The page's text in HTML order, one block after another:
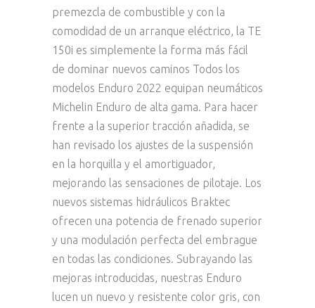
premezcla de combustible y con la
comodidad de un arranque eléctrico, la TE
150i es simplemente la forma más fácil
de dominar nuevos caminos Todos los
modelos Enduro 2022 equipan neumáticos
Michelin Enduro de alta gama. Para hacer
frente a la superior tracción añadida, se
han revisado los ajustes de la suspensión
en la horquilla y el amortiguador,
mejorando las sensaciones de pilotaje. Los
nuevos sistemas hidráulicos Braktec
ofrecen una potencia de frenado superior
y una modulación perfecta del embrague
en todas las condiciones. Subrayando las
mejoras introducidas, nuestras Enduro
lucen un nuevo y resistente color gris, con